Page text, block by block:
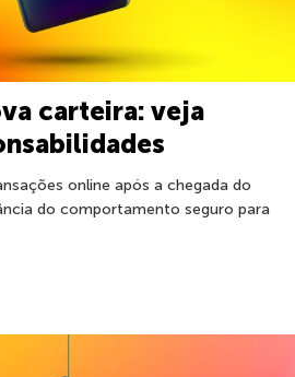
carteira: veja
online após a chegada do
do comportamento seguro para